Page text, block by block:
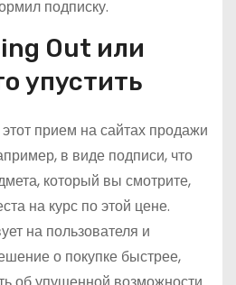
подписку.
Out или
упустить
прием на сайтах продажи
в виде подписи, что
который вы смотрите,
на курс по этой цене.
на пользователя и
о покупке быстрее,